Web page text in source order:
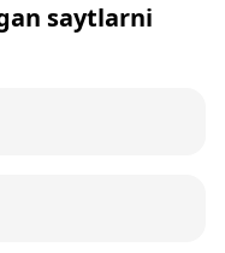
saytlarni